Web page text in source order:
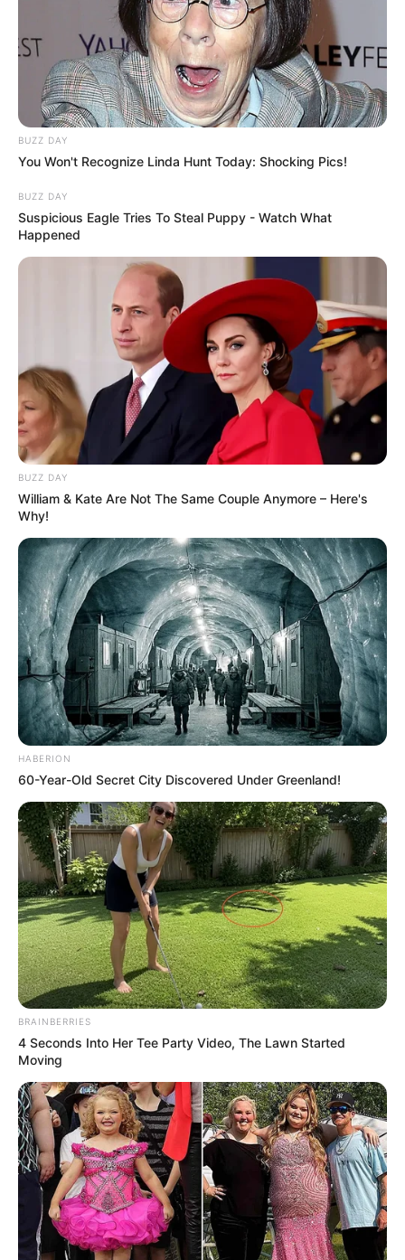
BUZZ DAY
You Won't Recognize Linda Hunt Today: Shocking Pics!
BUZZ DAY
Suspicious Eagle Tries To Steal Puppy - Watch What
Happened
BUZZ DAY
William & Kate Are Not The Same Couple Anymore – Here's
Why!
HABERION
60-Year-Old Secret City Discovered Under Greenland!
BRAINBERRIES
4 Seconds Into Her Tee Party Video, The Lawn Started
Moving